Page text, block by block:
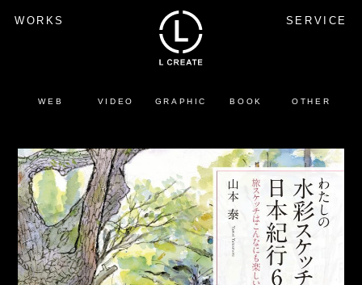
WORKS SERVICE
WEB VIDEO GRAPHIC BOOK OTHER